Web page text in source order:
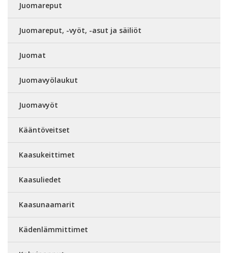
Juomareput
Juomareput, -vyöt, -asut ja säiliöt
Juomat
Juomavyölaukut
Juomavyöt
Kääntöveitset
Kaasukeittimet
Kaasuliedet
Kaasunaamarit
Kädenlämmittimet